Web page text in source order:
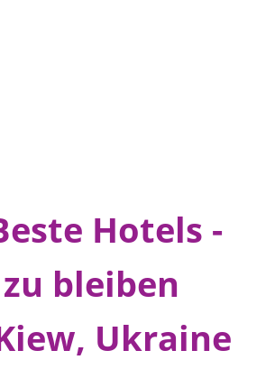
Hotels -
bleiben
Ukraine